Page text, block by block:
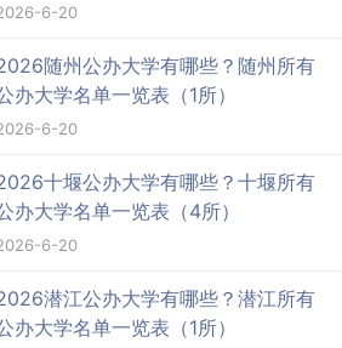
6-20
随州公办大学有哪些？随州所有
办大学名单一览表（1所）
6-20
十堰公办大学有哪些？十堰所有
办大学名单一览表（4所）
6-20
潜江公办大学有哪些？潜江所有
办大学名单一览表（1所）